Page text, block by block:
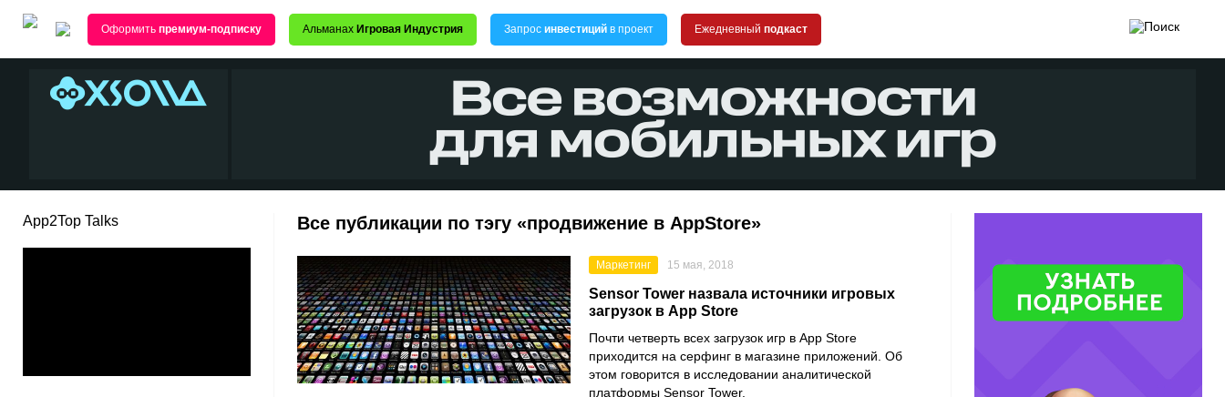
Оформить премиум-подписку Альманах Игровая Индустрия Запрос инвестиций в проект Ежедневный подкаст
App2Top Talks Все публикации по тэгу «продвижение в AppStore»
Маркетинг 15 мая, 2018
Sensor Tower назвала источники игровых
загрузок в App Store
Почти четверть всех загрузок игр в App Store
приходится на серфинг в магазине приложений. Об
этом говорится в исследовании аналитической
платформы Sensor Tower.